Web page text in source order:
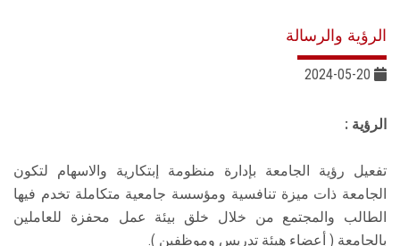
الرؤية والرسالة
الرؤية :
تفعيل رؤية الجامعة بإدارة منظومة إبتكارية والاسهام لتكون
الجامعة ذات ميزة تنافسية ومؤسسة جامعية متكاملة تخدم فيها
الطالب والمجتمع من خلال خلق بيئة عمل محفزة للعاملين
بالجامعة ( أعضاء هيئة تدريس وموظفين ).